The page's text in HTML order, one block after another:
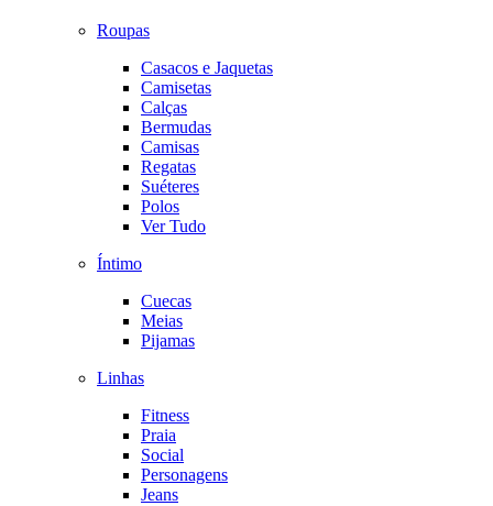
Roupas
Casacos e Jaquetas
Camisetas
Calças
Bermudas
Camisas
Regatas
Suéteres
Polos
Ver Tudo
Íntimo
Cuecas
Meias
Pijamas
Linhas
Fitness
Praia
Social
Personagens
Jeans